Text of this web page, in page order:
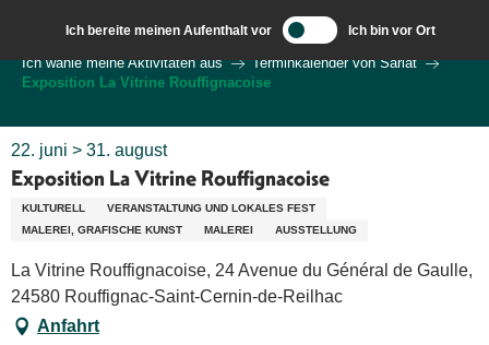
contenu
principal
Ich bereite meinen Aufenthalt vor Ich bin vor Ort
Ich wähle meine Aktivitäten aus
Terminkalender von Sarlat
Exposition La Vitrine Rouffignacoise
22. juni > 31. august
Exposition La Vitrine Rouffignacoise
KULTURELL
VERANSTALTUNG UND LOKALES FEST
MALEREI, GRAFISCHE KUNST
MALEREI AUSSTELLUNG
La Vitrine Rouffignacoise, 24 Avenue du Général de Gaulle,
24580 Rouffignac-Saint-Cernin-de-Reilhac
Anfahrt